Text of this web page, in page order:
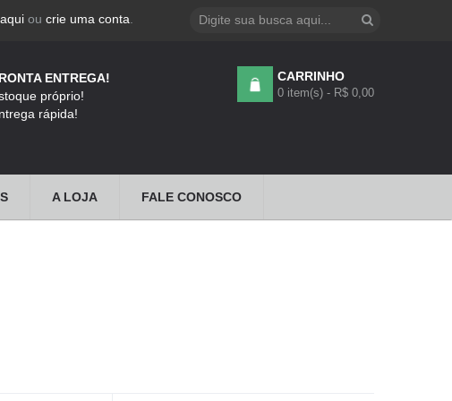
aquiou crie uma conta
ENTREGA!
próprio!
rápida!
CARRINHO
0 item(s) - R$ 0,00
A LOJA FALE CONOSCO